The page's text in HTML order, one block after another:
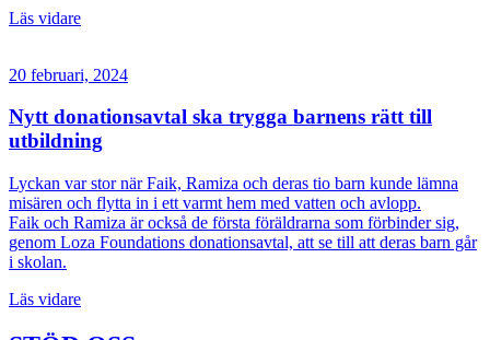
Läs vidare
20 februari, 2024
Nytt donationsavtal ska trygga barnens rätt till
utbildning
Lyckan var stor när Faik, Ramiza och deras tio barn kunde lämna
misären och flytta in i ett varmt hem med vatten och avlopp.
Faik och Ramiza är också de första föräldrarna som förbinder sig,
genom Loza Foundations donationsavtal, att se till att deras barn går
i skolan.
Läs vidare